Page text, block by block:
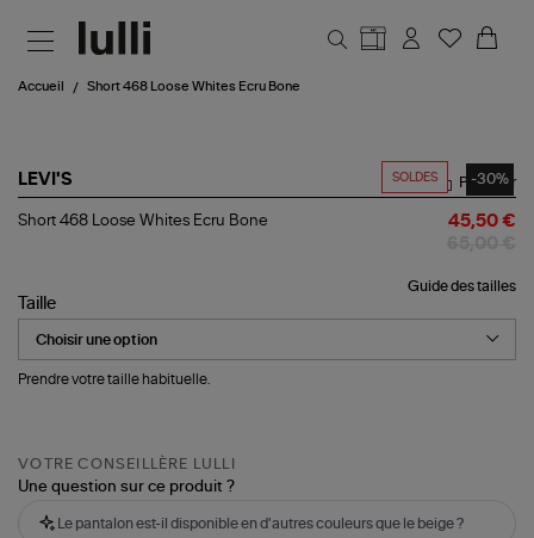
Accueil Short 468 Loose Whites Ecru Bone
SOLDES -30%
LEVI'S
Short
Ecru
Bone
Partager
Short 468 Loose Whites Ecru Bone 45,50 €
Guide des tailles
Taille
Prendre votre taille habituelle.
VOTRE CONSEILLÈRE LULLI
Une question sur ce produit ?
Le pantalon est-il disponible en d'autres couleurs que le beige ?